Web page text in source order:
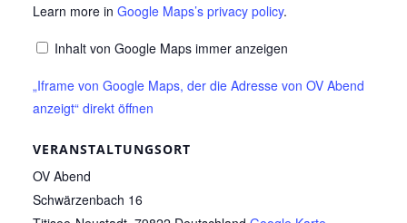
VERANSTALTUNGSORT
OV Abend
Schwärzenbach 16
von
Google
der
die
Adresse
von
OV
Abend
Learn more in Google Maps’s privacy policy.
Inhalt von Google Maps immer anzeigen
„Iframe von Google Maps, der die Adresse von OV Abend
anzeigt“ direkt öffnen